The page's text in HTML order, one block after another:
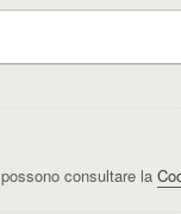
consultare la